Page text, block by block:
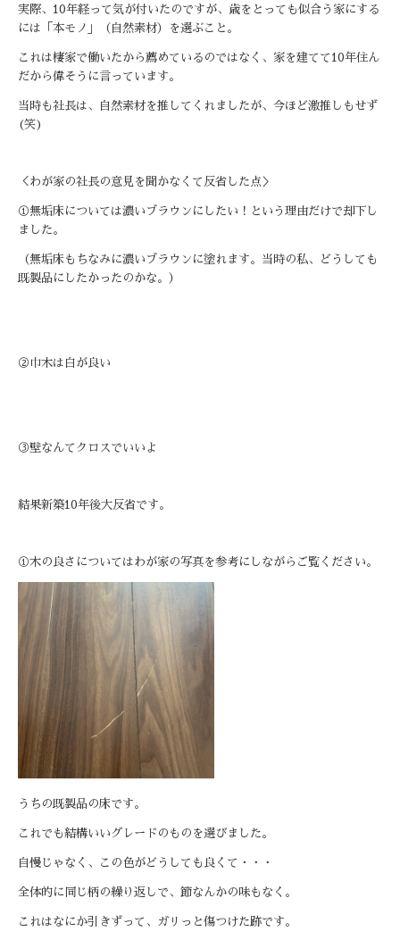
実際、 10年経って気が付いたのですが、歳をとっても似合う家にする
には「本モノ」（自然素材）を選ぶこと。
これは棲家で働いたから薦めているのではなく、家を建てて10年住ん
だから偉そうに言っています。
当時も社長は、自然素材を推してくれましたが、今ほど激推しもせず
(笑)
＜わが家の社長の意見を聞かなくて反省した点＞
①無垢床については濃いブラウンにしたい！という理由だけで却下し
ました。
（無垢床もちなみに濃いブラウンに塗れます。当時の私、どうしても
既製品にしたかったのかな。）
②巾木は白が良い
③壁なんてクロスでいいよ
結果新築10年後大反省です。
①木の良さについてはわが家の写真を参考にしながらご覧ください。
うちの既製品の床です。
これでも結構いいグレードのものを選びました。
自慢じゃなく、この色がどうしても良くて・・・
全体的に同じ柄の繰り返しで、節なんかの味もなく。
これはなにか引きずって、ガリっと傷つけた跡です。